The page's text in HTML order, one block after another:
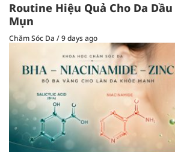
Routine Hiệu Quả Cho Da
Mụn
Chăm Sóc Da /9 days ago